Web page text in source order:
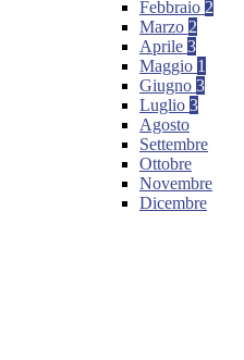
Febbraio 2
Marzo 2
Aprile 3
Maggio 1
Giugno 3
Luglio 3
Agosto
Settembre
Ottobre
Novembre
Dicembre